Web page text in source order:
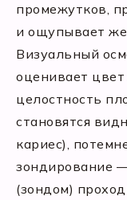
промежутков,
и ощупывает
Визуальный
оценивает
целостность
становятся
кариес),
зондирование
(зондом)